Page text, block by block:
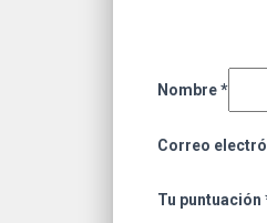
Nombre*
Correo
Tu puntuación